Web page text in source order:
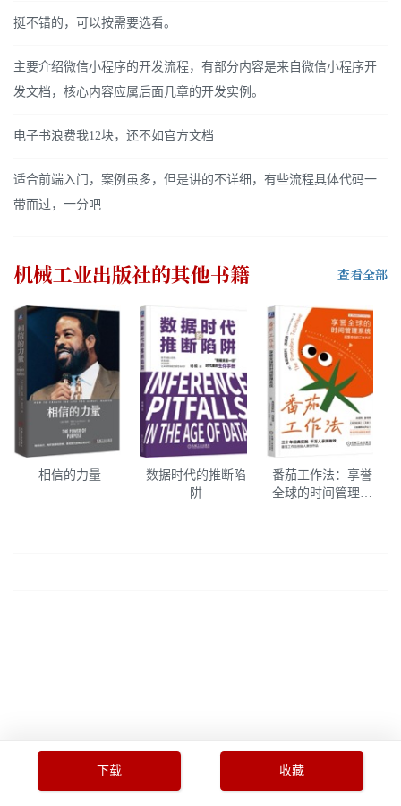
挺不错的，可以按需要选看。
主要介绍微信小程序的开发流程，有部分内容是来自微信小程序开
发文档，核心内容应属后面几章的开发实例。
电子书浪费我12块，还不如官方文档
适合前端入门，案例虽多，但是讲的不详细，有些流程具体代码一
带而过，一分吧
机械工业出版社的其他书籍 查看全部
相信的力量
数据时代的推断陷
阱
番茄工作法：享誉
全球的时间管理系
下载 收藏